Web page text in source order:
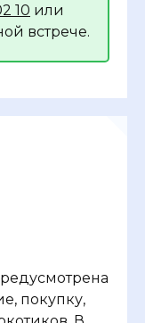
10 или
встрече.
покупку,